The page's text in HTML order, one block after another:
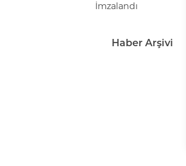
İmzalandı
Haber Arşivi